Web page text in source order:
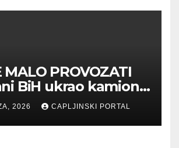
MALO PROVOZATI
BiH ukrao kamion,
na njega
2026 CAPLJINSKI PORTAL